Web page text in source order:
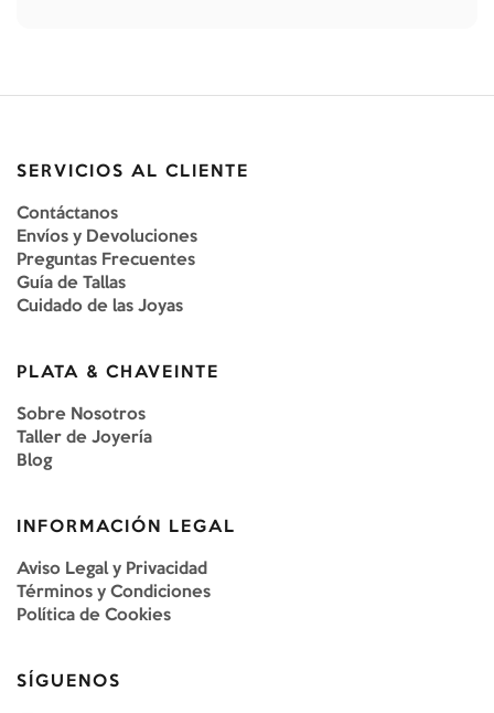
SERVICIOS AL CLIENTE
Contáctanos
Envíos y Devoluciones
Preguntas Frecuentes
Guía de Tallas
Cuidado de las Joyas
PLATA & CHAVEINTE
Sobre Nosotros
Taller de Joyería
Blog
INFORMACIÓN LEGAL
Aviso Legal y Privacidad
Términos y Condiciones
Política de Cookies
SÍGUENOS